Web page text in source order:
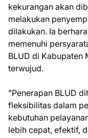
kekurangan akan
melakukan
dilakukan. Ia
memenuhi
BLUD di Kabupaten
terwujud.
"Penerapan BLUD
fleksibilitas dalam
kebutuhan
lebih cepat, efektif,